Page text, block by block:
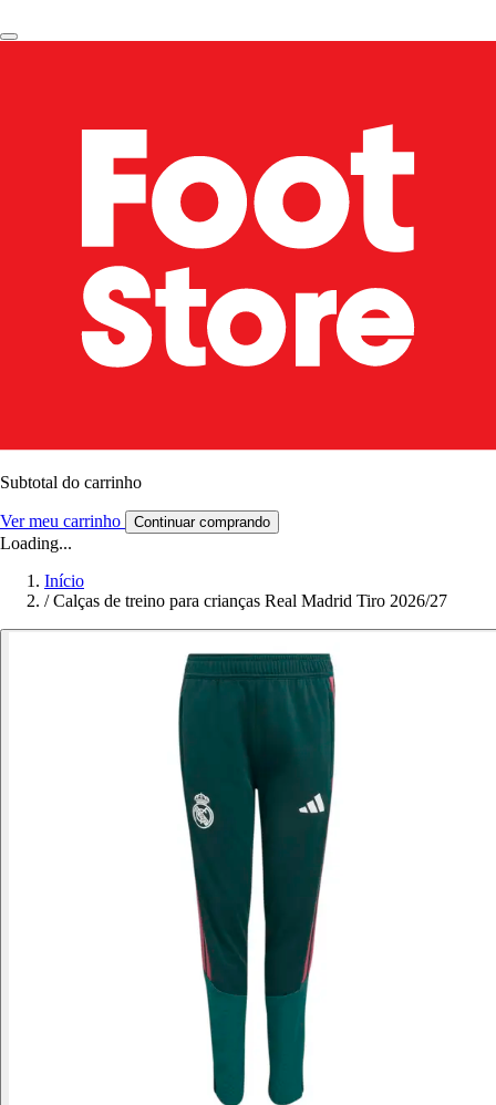
Subtotal do carrinho
Ver meu carrinho Continuar comprando
Loading...
Início
/ Calças de treino para crianças Real Madrid Tiro 2026/27